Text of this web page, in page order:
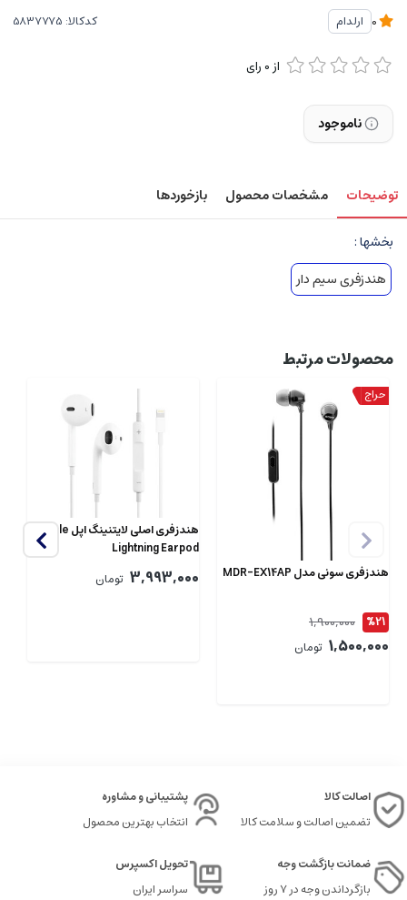
ارلدام کدکالا:
از0 رای
ناموجود
توضیحات مشخصات محصول بازخوردها
بخشها :
هندزفری سیم دار
محصولات مرتبط
هندزفری سونی مدل MDR-EX14AP
%21
1,900,000
1,500,000 تومان
هندزفری اصلی لایتنینگ اپل Apple
Lightning Earpod
3,993,000 تومان
اصالت کالا
تضمین اصالت و سلامت کالا
پشتیبانی و مشاوره
انتخاب بهترین محصول
ضمانت بازگشت وجه
بازگرداندن وجه در ۷ روز
تحویل اکسپرس
سراسر ایران